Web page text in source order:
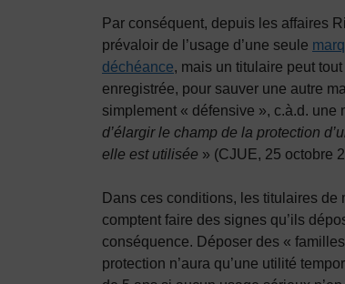
Par conséquent, depuis les affaires
prévaloir de l’usage d’une seule
déchéance, mais un titulaire peut
enregistrée, pour sauver une autre
simplement « défensive », c.à.d. une
d’élargir le champ de la protection
elle est utilisée » (CJUE, 25 octobre
Dans ces conditions, les titulaires de
comptent faire des signes qu’ils
conséquence. Déposer des «
protection n’aura qu’une utilité